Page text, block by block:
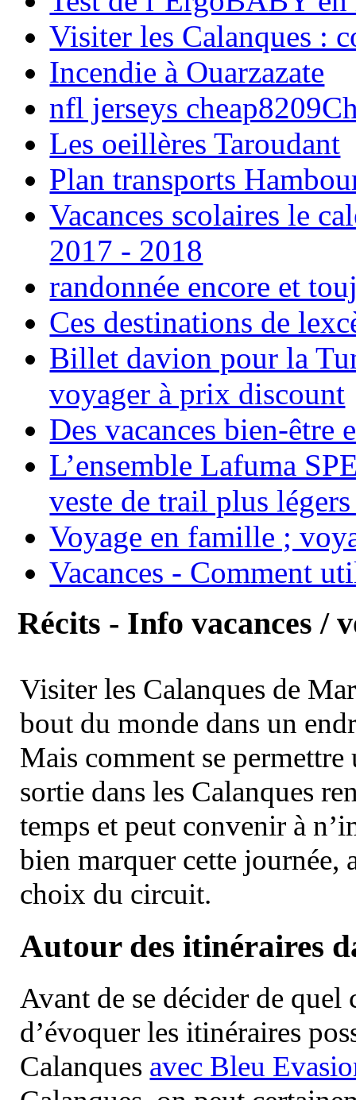
Visiter les Calanques :
Incendie à Ouarzazate
nfl jerseys
Les oeillères Taroudant
Plan transports
Vacances scolaires le
2017 - 2018
randonnée encore et
Ces destinations de
Billet davion pour la
voyager à prix discount
Des vacances bien-être
L’ensemble Lafuma
veste de trail plus
Voyage en famille ;
Vacances - Comment
Récits - Info vacances /
Visiter les Calanques de
bout du monde dans un
Mais comment se permettre
sortie dans les Calanques
temps et peut convenir à
bien marquer cette journée,
choix du circuit.
Autour des itinéraires
Avant de se décider de
d’évoquer les itinéraires
Calanques avec Bleu